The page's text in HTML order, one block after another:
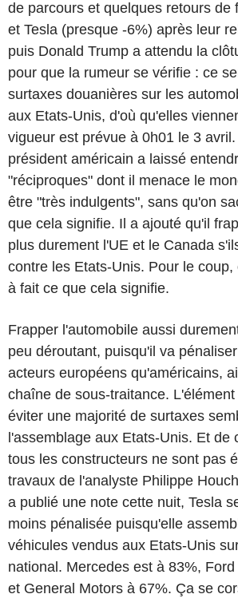
de parcours et quelques retours de
et Tesla (presque -6%) après leur
puis Donald Trump a attendu la
pour que la rumeur se vérifie : ce
surtaxes douanières sur les
aux Etats-Unis, d'où qu'elles
vigueur est prévue à 0h01 le 3
président américain a laissé
"réciproques" dont il menace le
être "très indulgents", sans qu'on
que cela signifie. Il a ajouté qu'il
plus durement l'UE et le Canada
contre les Etats-Unis. Pour le
à fait ce que cela signifie.
Frapper l'automobile aussi
peu déroutant, puisqu'il va
acteurs européens qu'américains,
chaîne de sous-traitance.
éviter une majorité de surtaxes
l'assemblage aux Etats-Unis. Et de
tous les constructeurs ne sont pas
travaux de l'analyste Philippe
a publié une note cette nuit, Tesla
moins pénalisée puisqu'elle
véhicules vendus aux Etats-Unis
national. Mercedes est à 83%,
et General Motors à 67%. Ça se